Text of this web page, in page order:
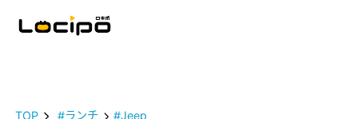
TOP #ランチ #Jeep